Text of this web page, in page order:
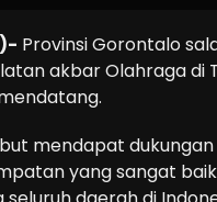
Provinsi Gorontalo
akbar Olahraga di
mendapat
yang sangat